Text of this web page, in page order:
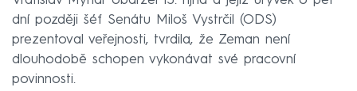
dní později šéf Senátu Miloš Vystrčil (ODS)
prezentoval veřejnosti, tvrdila, že Zeman není
dlouhodobě schopen vykonávat své pracovní
povinnosti.